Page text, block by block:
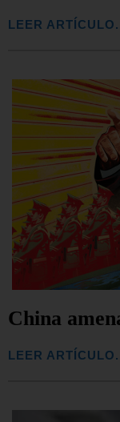
LEER
China
LEER